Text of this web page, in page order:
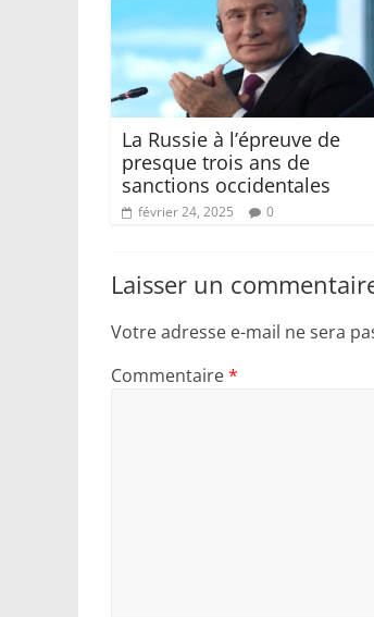
La Russie à l’épreuve de
presque trois ans de
sanctions occidentales
février 24, 2025 0
Laisser un
Votre adresse e-mail ne sera
Commentaire*